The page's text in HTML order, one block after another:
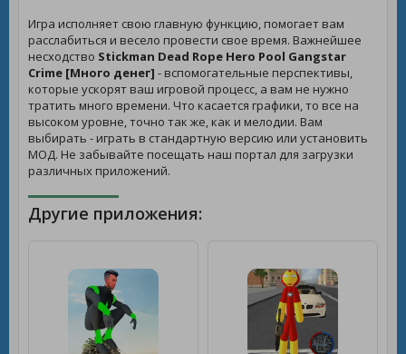
Игра исполняет свою главную функцию, помогает вам
расслабиться и весело провести свое время. Важнейшее
несходство Stickman Dead Rope Hero Pool Gangstar
Crime [Много денег] - вспомогательные перспективы,
которые ускорят ваш игровой процесс, а вам не нужно
тратить много времени. Что касается графики, то все на
высоком уровне, точно так же, как и мелодии. Вам
выбирать - играть в стандартную версию или установить
МОД. Не забывайте посещать наш портал для загрузки
различных приложений.
Другие приложения: